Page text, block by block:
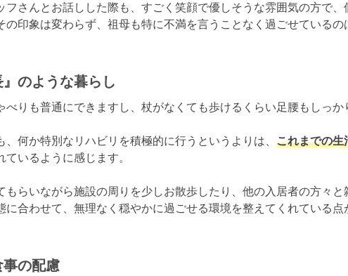
さんとお話しした際も、すごく笑顔で優しそうな雰囲気の方で、
の印象は変わらず、祖母も特に不満を言うことなく過ごせている
のような暮らし
りも普通にできますし、杖がなくても歩けるくらい足腰もしっか
何か特別なリハビリを積極的に行うというよりは、 これまでの生
ているように感じます。
もらいながら施設の周りを少しお散歩したり、他の入居者の方々
に合わせて、無理なく穏やかに過ごせる環境を整えてくれている点
の配慮